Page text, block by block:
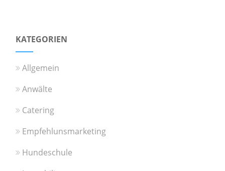
KATEGORIEN
Allgemein
Anwälte
Catering
Empfehlunsmarketing
Hundeschule